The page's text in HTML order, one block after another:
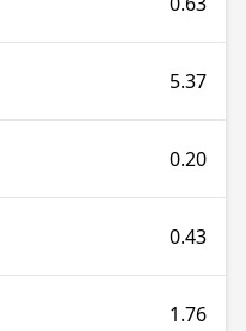
5.37
0.20
0.43
1.76